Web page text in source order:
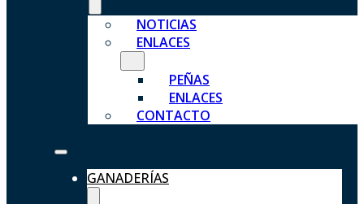
NOTICIAS
ENLACES
PEÑAS
ENLACES
CONTACTO
GANADERÍAS